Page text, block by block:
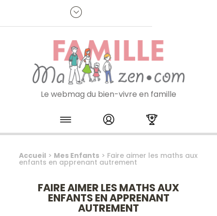
Je m'inscris à la newsletter
Le webmag du bien-vivre en famille
Skip to content
Accueil > Mes Enfants > Faire aimer les maths aux
enfants en apprenant autrement
FAIRE AIMER LES MATHS AUX
ENFANTS EN APPRENANT
AUTREMENT
Panneau de gestion des cookies